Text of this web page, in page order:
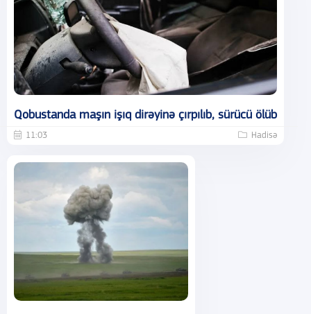
Qobustanda maşın işıq dirəyinə çırpılıb, sürücü ölüb
11:03 Hadisə